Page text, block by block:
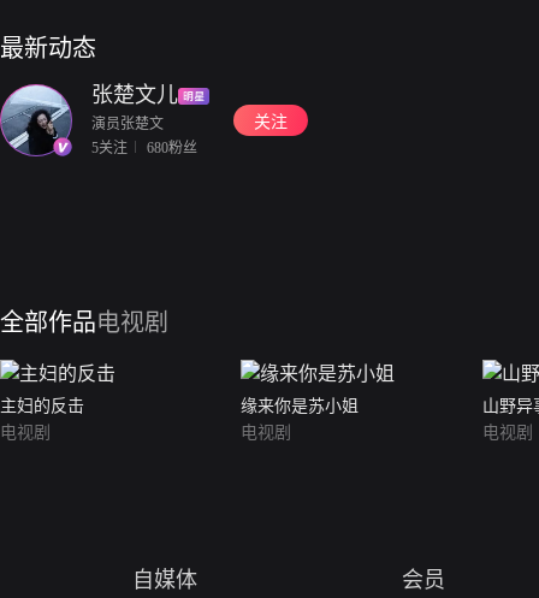
最新动态
张楚文儿
演员张楚文
5关注
680粉丝
关注
全部作品电视剧
主妇的反击
电视剧
缘来你是苏小姐
电视剧
山野异
电视剧
自媒体 会员